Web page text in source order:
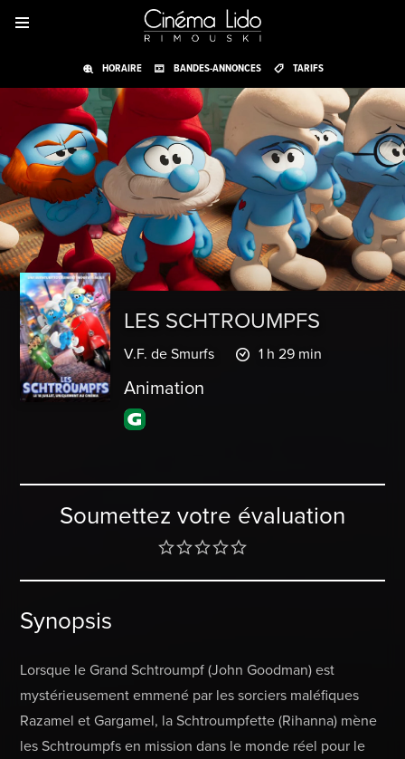
HORAIRE BANDES-ANNONCES TARIFS
LES SCHTROUMPFS
V.F. de Smurfs 1 h 29 min
Animation
Soumettez votre évaluation
Synopsis
Lorsque le Grand Schtroumpf (John Goodman) est
mystérieusement emmené par les sorciers maléfiques
Razamel et Gargamel, la Schtroumpfette (Rihanna) mène
les Schtroumpfs en mission dans le monde réel pour le